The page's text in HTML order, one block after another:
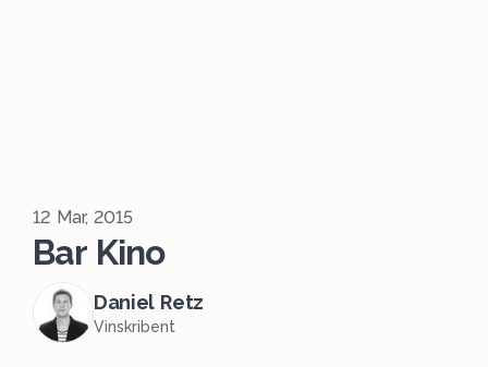
12 Mar, 2015
Bar Kino
Daniel Retz
Vinskribent